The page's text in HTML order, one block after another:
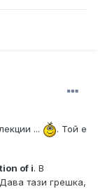
...
. Той е
of i. В
тази грешка,